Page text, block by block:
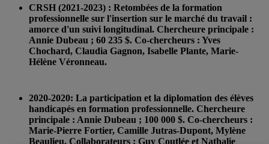
CRSH (2021-2023) : Retombées de la formation
professionnelle sur l'insertion sur le marché du travail :
amorce d'un suivi longitudinal. Chercheure principale :
Annie Dubeau ; 60 235 $. Co-chercheurs : Yves
Chochard, Claudia Gagnon, Isabelle Plante, Marie-
Hélène Véronneau.
2020-2020: La participation et la diplomation des élèves
handicapés en formation professionnelle. Chercheure
principale : Annie Dubeau ; 100 000 $. Co-chercheurs :
Marie-Pierre Fortier, Camille Jutras-Dupont, Mylène
Beaulieu. Collaborateurs : Guy Coutlée et Nathalie